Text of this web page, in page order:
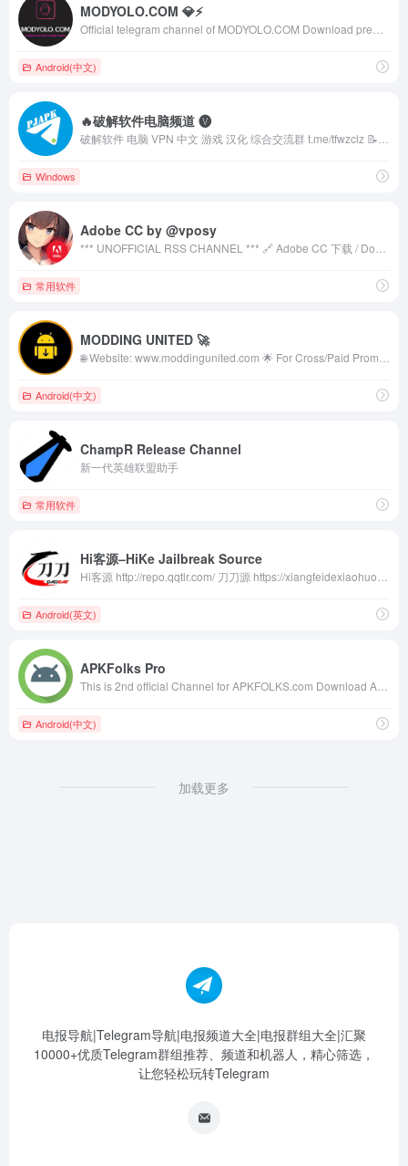
MODYOLO.COM 💎⚡️
Android(中文)
🔥破解软件电脑频道 🅥
Windows
Adobe CC by @vposy
常用软件
MODDING UNITED 🚀
Android(中文)
ChampR Release Channel
新一代英雄联盟助手
常用软件
Hi客源–HiKe Jailbreak Source
Android(英文)
APKFolks Pro
Android(中文)
加载更多
电报导航|Telegram导航|电报频道大全|电报群组大全|汇聚
10000+优质Telegram群组推荐、频道和机器人，精心筛选，
让您轻松玩转Telegram